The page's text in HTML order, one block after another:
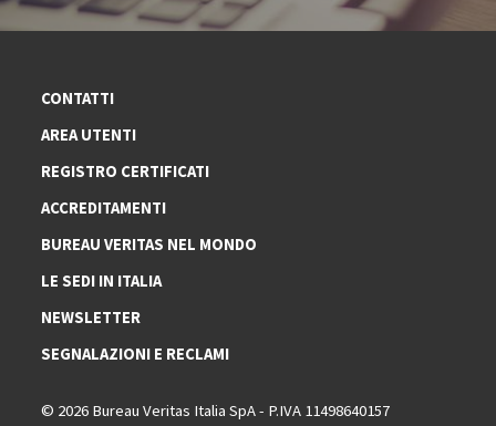
CONTATTI
AREA UTENTI
REGISTRO CERTIFICATI
ACCREDITAMENTI
BUREAU VERITAS NEL MONDO
LE SEDI IN ITALIA
NEWSLETTER
SEGNALAZIONI E RECLAMI
© 2026 Bureau Veritas Italia SpA - P.IVA 11498640157